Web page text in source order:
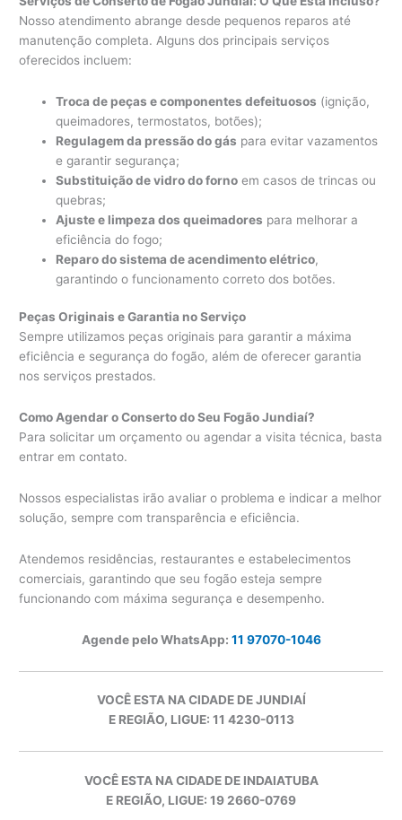
Nosso atendimento abrange desde pequenos reparos até
manutenção completa. Alguns dos principais serviços
oferecidos incluem:
Troca de peças e componentes defeituosos (ignição,
queimadores, termostatos, botões);
Regulagem da pressão do gás para evitar vazamentos
e garantir segurança;
Substituição de vidro do forno em casos de trincas ou
quebras;
Ajuste e limpeza dos queimadores para melhorar a
eficiência do fogo;
Reparo do sistema de acendimento elétrico,
garantindo o funcionamento correto dos botões.
Peças Originais e Garantia no Serviço
Sempre utilizamos peças originais para garantir a máxima
eficiência e segurança do fogão, além de oferecer garantia
nos serviços prestados.
Como Agendar o Conserto do Seu Fogão Jundiaí?
Para solicitar um orçamento ou agendar a visita técnica, basta
entrar em contato.
Nossos especialistas irão avaliar o problema e indicar a melhor
solução, sempre com transparência e eficiência.
Atendemos residências, restaurantes e estabelecimentos
comerciais, garantindo que seu fogão esteja sempre
funcionando com máxima segurança e desempenho.
Agende pelo WhatsApp: 11 97070-1046
VOCÊ ESTA NA CIDADE DE JUNDIAÍ
E REGIÃO, LIGUE: 11 4230-0113
VOCÊ ESTA NA CIDADE DE INDAIATUBA
E REGIÃO, LIGUE: 19 2660-0769